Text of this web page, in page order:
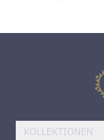
KOLLEKTIONEN